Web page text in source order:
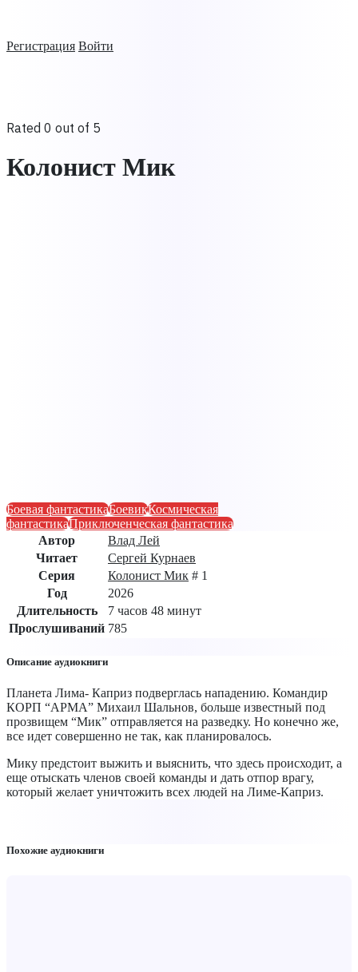
Регистрация Войти
Rated 0 out of 5
Колонист Мик
Боевая фантастикаБоевикКосмическая
фантастикаПриключенческая фантастика
Автор
Влад Лей
Читает
Сергей Курнаев
Серия
Колонист Мик # 1
Год
2026
Длительность
7 часов 48 минут
Прослушиваний 785
Описание аудиокниги
Планета Лима- Каприз подверглась нападению. Командир
КОРП “АРМА” Михаил Шальнов, больше известный под
прозвищем “Мик” отправляется на разведку. Но конечно же,
все идет совершенно не так, как планировалось.
Мику предстоит выжить и выяснить, что здесь происходит, а
еще отыскать членов своей команды и дать отпор врагу,
который желает уничтожить всех людей на Лиме-Каприз.
Похожие аудиокниги